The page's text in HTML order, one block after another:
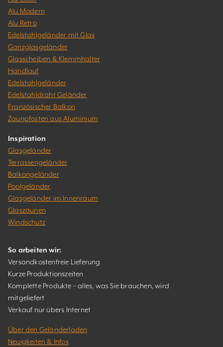
Alu Modern
Alu Retro
Edelstahlgeländer mit Glas
Ganzglasgeländer
Glasscheiben & Klemmhalter
Handlauf
Edelstahlgeländer
Edelstahldraht Geländer
Französischer Balkon
Zaunpfosten aus Aluminium
Inspiration
Glasgeländer
Terrassengeländer
Balkongeländer
Poolgeländer
Glasgeländer im Innenraum
Glaszäunen
Windschutz
So arbeiten wir:
Versandkostenfreie Lieferung
Kurze Produktionszeiten
Komplette Produkte – alles, was Sie brauchen, wird
mitgeliefert
Verkauf nur übers Internet
Über den Geländerladen
Neuigkeiten & Infos